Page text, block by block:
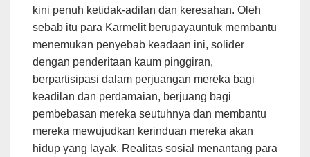
kini penuh ketidak-adilan dan keresahan. Oleh
sebab itu para Karmelit berupayauntuk membantu
menemukan penyebab keadaan ini, solider
dengan penderitaan kaum pinggiran,
berpartisipasi dalam perjuangan mereka bagi
keadilan dan perdamaian, berjuang bagi
pembebasan mereka seutuhnya dan membantu
mereka mewujudkan kerinduan mereka akan
hidup yang layak. Realitas sosial menantang para